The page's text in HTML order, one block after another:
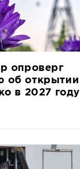
НОВОСТЬ
опроверг
открытии
в 2027 году